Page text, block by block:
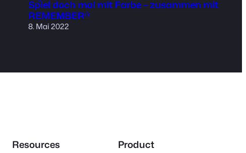
Spiel doch mal mit Farbe – zusammen mit
REMEMBER®
8. Mai 2022
Resources Product